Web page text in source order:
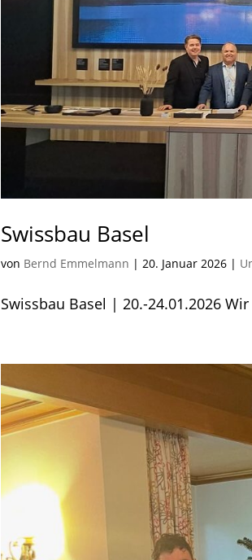
Swissbau Basel
von Bernd Emmelmann |20. Januar 2026 |
Swissbau Basel | 20.-24.01.2026